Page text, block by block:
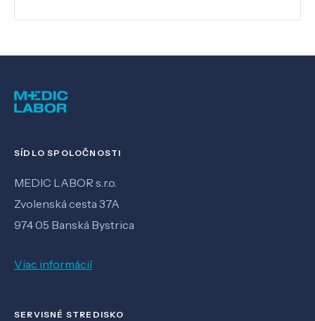
SÍDLO SPOLOČNOSTI
MEDIC LABOR s.r.o.
Zvolenská cesta 37A
974 05 Banská Bystrica
Viac informácií
SERVISNÉ STREDISKO